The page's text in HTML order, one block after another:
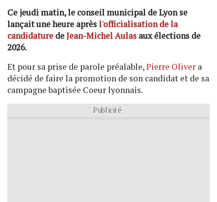
Ce jeudi matin, le conseil municipal de Lyon se
lançait une heure aprèsl'officialisation de la
candidature deJean-Michel Aulas aux élections de
2026.
Et pour sa prise de parole préalable,Pierre Oliver a
décidé de faire la promotion de son candidat et de sa
campagne baptisée Coeur lyonnais.
Publicité